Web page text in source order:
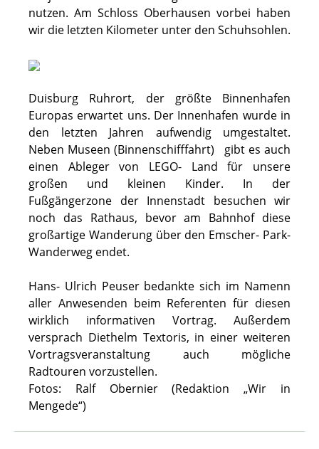
nutzen. Am Schloss Oberhausen vorbei haben
wir die letzten Kilometer unter den Schuhsohlen.
Duisburg Ruhrort, der größte Binnenhafen
Europas erwartet uns. Der Innenhafen wurde in
den letzten Jahren aufwendig umgestaltet.
Neben Museen (Binnenschifffahrt) gibt es auch
einen Ableger von LEGO- Land für unsere
großen und kleinen Kinder. In der
Fußgängerzone der Innenstadt besuchen wir
noch das Rathaus, bevor am Bahnhof diese
großartige Wanderung über den Emscher- Park-
Wanderweg endet.
Hans- Ulrich Peuser bedankte sich im Namenn
aller Anwesenden beim Referenten für diesen
wirklich informativen Vortrag. Außerdem
versprach Diethelm Textoris, in einer weiteren
Vortragsveranstaltung auch mögliche
Radtouren vorzustellen.
Fotos: Ralf Obernier (Redaktion „Wir in
Mengede“)